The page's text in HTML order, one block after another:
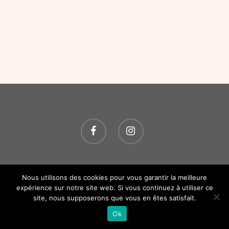
© 2026 O P'TITS SOINS. Tous droits réservés.Création
Atelier Com' Personne. Mentions légales.
Nous utilisons des cookies pour vous garantir la meilleure
expérience sur notre site web. Si vous continuez à utiliser ce
site, nous supposerons que vous en êtes satisfait.
Ok